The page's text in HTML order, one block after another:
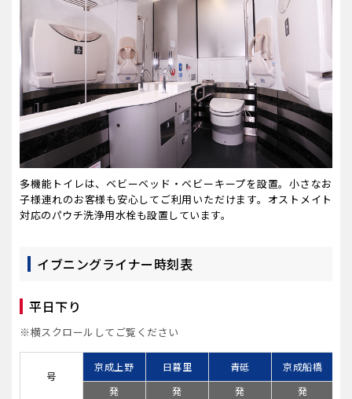
多機能トイレは、ベビーベッド・ベビーキープを設置。小さなお
子様連れのお客様も安心してご利用いただけます。オストメイト
対応のパウチ洗浄用水栓も設置しています。
イブニングライナー時刻表
平日下り
※横スクロールしてご覧ください
号
京成上野 日暮里 青砥 京成船橋
発
発 発 発